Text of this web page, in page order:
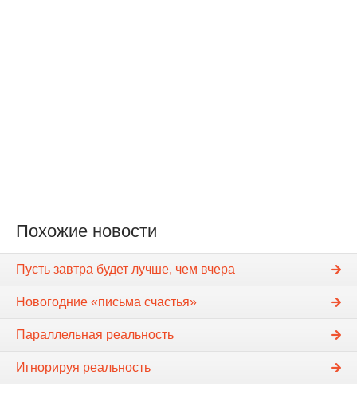
Похожие новости
Пусть завтра будет лучше, чем вчера
Новогодние «письма счастья»
Параллельная реальность
Игнорируя реальность